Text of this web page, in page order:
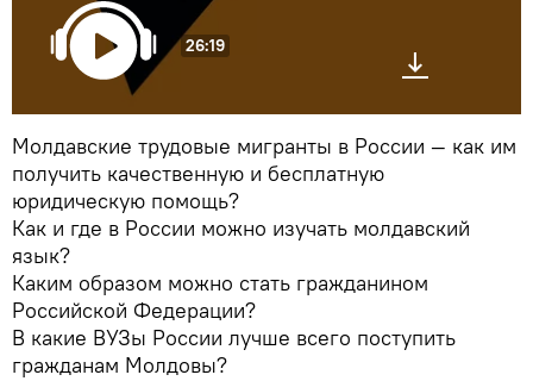
26:19
Молдавские трудовые мигранты в России — как им
получить качественную и бесплатную
юридическую помощь?
Как и где в России можно изучать молдавский
язык?
Каким образом можно стать гражданином
Российской Федерации?
В какие ВУЗы России лучше всего поступить
гражданам Молдовы?